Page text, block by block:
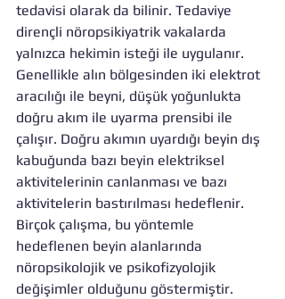
tedavisi olarak da bilinir. Tedaviye
dirençli nöropsikiyatrik vakalarda
yalnızca hekimin isteği ile uygulanır.
Genellikle alın bölgesinden iki elektrot
aracılığı ile beyni, düşük yoğunlukta
doğru akım ile uyarma prensibi ile
çalışır. Doğru akımın uyardığı beyin dış
kabuğunda bazı beyin elektriksel
aktivitelerinin canlanması ve bazı
aktivitelerin bastırılması hedeflenir.
Birçok çalışma, bu yöntemle
hedeflenen beyin alanlarında
nöropsikolojik ve psikofizyolojik
değişimler olduğunu göstermiştir.